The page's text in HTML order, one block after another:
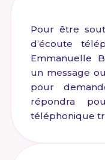
Pour être
d’écoute
Emmanuelle
un message
pour
répondra
téléphonique